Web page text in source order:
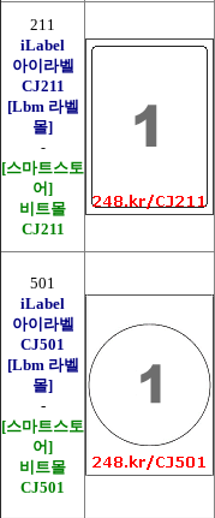
211
iLabel
아이라벨
CJ211
[Lbm 라벨
몰]
-
[스마트스토
어]
비트몰
CJ211
501
iLabel
아이라벨
CJ501
[Lbm 라벨
몰]
-
[스마트스토
어]
비트몰
CJ501